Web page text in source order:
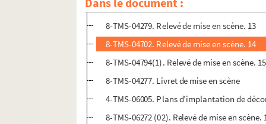
8-TMS-04278. Relevé de mise en scène. 12
8-TMS-04279. Relevé de mise en scène. 13
8-TMS-04702. Relevé de mise en scène. 14
8-TMS-04794(1). Relevé de mise en scène. 15
8-TMS-04277. Livret de mise en scène
4-TMS-06005. Plans d’implantation de
8-TMS-06272 (02). Relevé de mise en scène.